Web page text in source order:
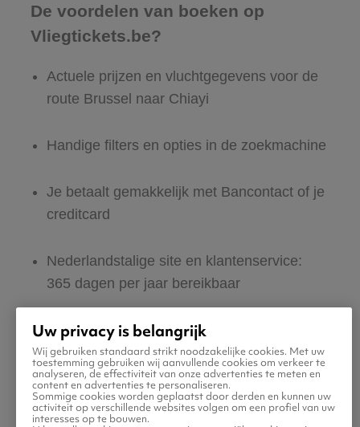
De voordelen van boeken op
Vliegtickets.be?
Actuele prijzen en vluchtgegevens voor de
route Brussel naar Chiayi
Handige filters en opties in de zoekmachine
Je betaalt gemakkelijk met Bancontact of je
creditcard
Nederlandstalige site en klantenservice:
365 dagen per jaar bereikbaar
Zeker van veilig boeken en betalen
Boek ook direct een hotel of huurauto voor
in Chiayi
Uw privacy is belangrijk
Wij gebruiken standaard strikt noodzakelijke cookies. Met uw
toestemming gebruiken wij aanvullende cookies om verkeer te
analyseren, de effectiviteit van onze advertenties te meten en
content en advertenties te personaliseren.
Sommige cookies worden geplaatst door derden en kunnen uw
activiteit op verschillende websites volgen om een profiel van uw
interesses op te bouwen.